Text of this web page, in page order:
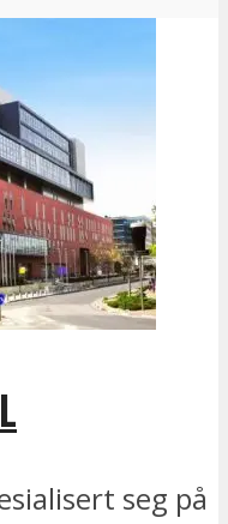
seg på